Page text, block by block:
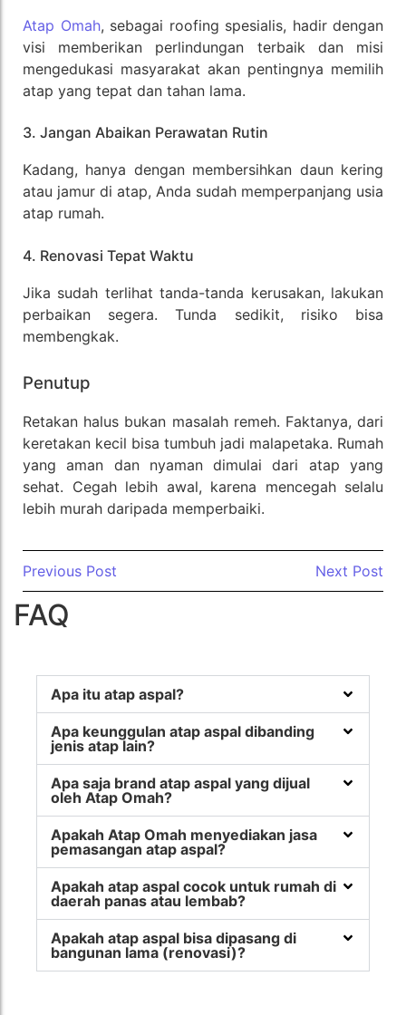
Atap Omah, sebagai roofing spesialis, hadir dengan
visi memberikan perlindungan terbaik dan misi
mengedukasi masyarakat akan pentingnya memilih
atap yang tepat dan tahan lama.
3. Jangan Abaikan Perawatan Rutin
Kadang, hanya dengan membersihkan daun kering
atau jamur di atap, Anda sudah memperpanjang usia
atap rumah.
4. Renovasi Tepat Waktu
Jika sudah terlihat tanda-tanda kerusakan, lakukan
perbaikan segera. Tunda sedikit, risiko bisa
membengkak.
Penutup
Retakan halus bukan masalah remeh. Faktanya, dari
keretakan kecil bisa tumbuh jadi malapetaka. Rumah
yang aman dan nyaman dimulai dari atap yang
sehat. Cegah lebih awal, karena mencegah selalu
lebih murah daripada memperbaiki.
Previous Post Next Post
FAQ
Apa itu atap aspal?
Apa keunggulan atap aspal dibanding
jenis atap lain?
Apa saja brand atap aspal yang dijual
oleh Atap Omah?
Apakah Atap Omah menyediakan jasa
pemasangan atap aspal?
Apakah atap aspal cocok untuk rumah di
daerah panas atau lembab?
Apakah atap aspal bisa dipasang di
bangunan lama (renovasi)?